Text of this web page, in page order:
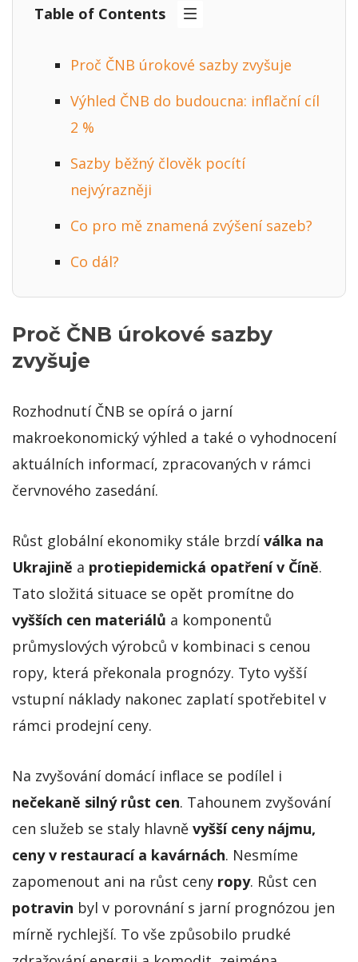
Table of Contents
Proč ČNB úrokové sazby zvyšuje
Výhled ČNB do budoucna: inflační cíl
2 %
Sazby běžný člověk pocítí
nejvýrazněji
Co pro mě znamená zvýšení sazeb?
Co dál?
Proč ČNB úrokové sazby
zvyšuje
Rozhodnutí ČNB se opírá o jarní
makroekonomický výhled a také o vyhodnocení
aktuálních informací, zpracovaných v rámci
červnového zasedání.
Růst globální ekonomiky stále brzdíválka na
Ukrajině a protiepidemická opatření v Číně.
Tato složitá situace se opět promítne do
vyšších cen materiálů a komponentů
průmyslových výrobců v kombinaci s cenou
ropy, která překonala prognózy. Tyto vyšší
vstupní náklady nakonec zaplatí spotřebitel v
rámci prodejní ceny.
Na zvyšování domácí inflace se podílel i
nečekaně silný růst cen. Tahounem zvyšování
cen služeb se staly hlavně vyšší ceny nájmu,
ceny v restaurací a kavárnách. Nesmíme
zapomenout ani na růst ceny ropy. Růst cen
potravin byl v porovnání s jarní prognózou jen
mírně rychlejší. To vše způsobilo prudké